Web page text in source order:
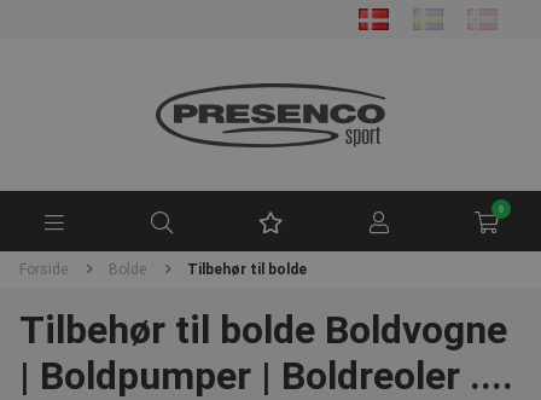
0
Forside Bolde Tilbehør til bolde
Tilbehør til bolde Boldvogne
| Boldpumper | Boldreoler ....